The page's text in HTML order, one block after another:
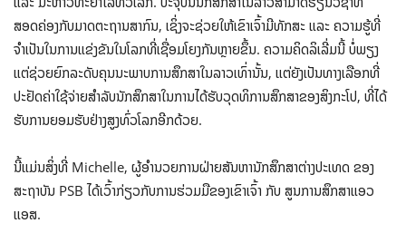
ສອດຄ່ອງກັບມາດຕະຖານສາກົນ, ເຊິ່ງຈະຊ່ວຍໃຫ້ເຂົາເຈົ້າມີທັກສະ ແລະ ຄວາມຮູ້ທີ່
ຈຳເປັນໃນການແຂ່ງຂັນໃນໂລກທີ່ເຊື່ອມໂຍງກັນຫຼາຍຂຶ້ນ. ຄວາມຄິດລິເລີ່ມນີ້ ບໍ່ພຽງ
ແຕ່ຊ່ວຍຍົກລະດັບຄຸນນະພາບການສຶກສາໃນລາວເທົ່ານັ້ນ, ແຕ່ຍັງເປັນທາງເລືອກທີ່
ປະຢັດຄ່າໃຊ້ຈ່າຍສຳລັບນັກສຶກສາໃນການໄດ້ຮັບວຸດທິການສຶກສາຂອງສິງກະໂປ, ທີ່ໄດ້
ຮັບການຍອມຮັບຢ່າງສູງທົ່ວໂລກອີກດ້ວຍ.
ນີ້ແມ່ນສິ່ງທີ່ Michelle, ຜູ້ອຳນວຍການຝ່າຍສັນຫານັກສຶກສາຕ່າງປະເທດ ຂອງ
ສະຖາບັນ PSB ໄດ້ເວົ້າກ່ຽວກັບການຮ່ວມມືຂອງເຂົາເຈົ້າ ກັບ ສູນການສຶກສາແອວ
ແອສ.